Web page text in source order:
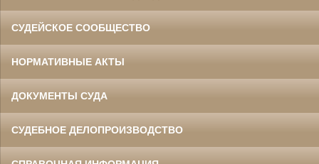
СУДЕЙСКОЕ СООБЩЕСТВО
НОРМАТИВНЫЕ АКТЫ
ДОКУМЕНТЫ СУДА
СУДЕБНОЕ ДЕЛОПРОИЗВОДСТВО